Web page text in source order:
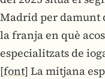
Madrid per damunt
la franja en què
especialitzats de
[font] La mitjana